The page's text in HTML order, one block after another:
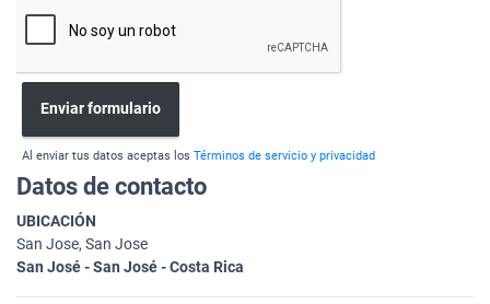
Enviar formulario
Al enviar tus datos aceptas los Términos de servicio y privacidad
Datos de contacto
UBICACIÓN
San Jose, San Jose
San José - San José - Costa Rica